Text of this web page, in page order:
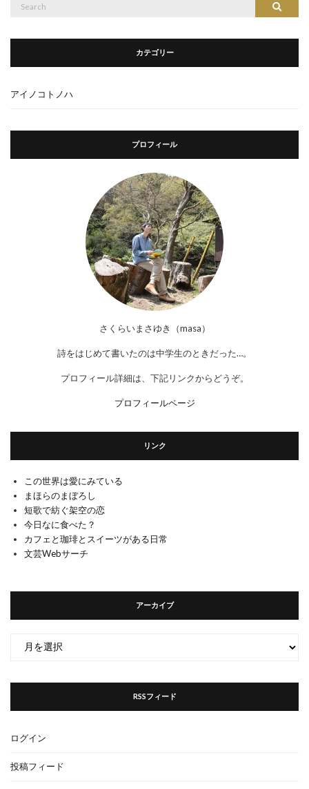
Search
カテゴリー
アイノコトノハ
プロフィール
さくらいまさゆき（masa）
詩をはじめて書いたのは中学生のときだった…。
プロフィール詳細は、下記リンクからどうぞ。
プロフィールページ
リンク
この世界は愛にみている
まほらのまぼろし
短歌で紡ぐ架空の恋
今日なに食べた？
カフェと珈琲とスイーツがある日常
文芸Webサーチ
アーカイブ
イ
RSSフィード
ログイン
投稿フィード